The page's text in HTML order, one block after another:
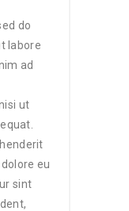
do
labore
ad
ut
eu
sint